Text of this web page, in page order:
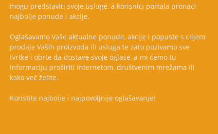
mogu predstaviti svoje usluge, a korisnici portala pronaći
najbolje ponude i akcije.
Oglašavamo Vaše aktualne ponude, akcije i popuste s ciljem
prodaje Vaših proizvoda ili usluga te zato pozivamo sve
tvrtke i obrte da dostave svoje oglase, a mi ćemo tu
informaciju proširiti internetom, društvenim mrežama ili
kako već želite.
Koristite najbolje i najpovoljnije oglašavanje!